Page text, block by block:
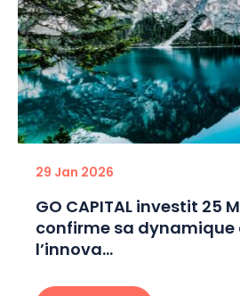
29 Jan 2026
GO CAPITAL investit 25
confirme sa dynamique
l’innova...